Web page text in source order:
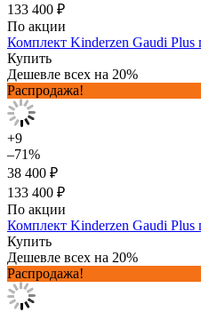
133 400 ₽
По акции
Комплект Kinderzen Gaudi Plus
Купить
Дешевле всех на 20%
Распродажа!
+9
–71%
38 400 ₽
133 400 ₽
По акции
Комплект Kinderzen Gaudi Plus
Купить
Дешевле всех на 20%
Распродажа!